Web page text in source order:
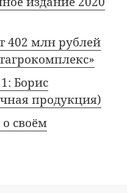
402 млн рублей
Борис
продукция)
своём